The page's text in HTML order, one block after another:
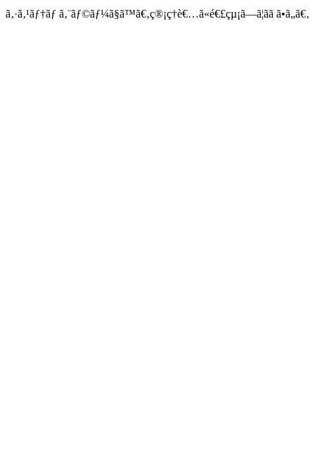
ã‚·ã‚¹ãƒ†ãƒ ã‚¨ãƒ©ãƒ¼ã§ã™ã€‚ç®¡ç†è€…ã«é€£çµ¡ã—ã¦ãã ã•ã„ã€‚